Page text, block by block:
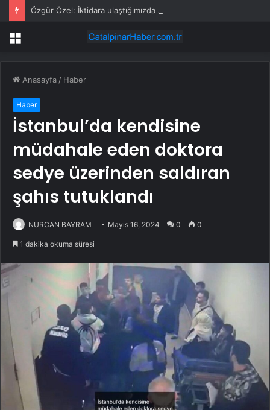
Menü
Anasayfa / Haber
Haber
İstanbul’da kendisine
müdahale eden doktora
sedye üzerinden saldıran
şahıs tutuklandı
NURCAN BAYRAM Mayıs 16, 2024 0 0
1 dakika okuma süresi